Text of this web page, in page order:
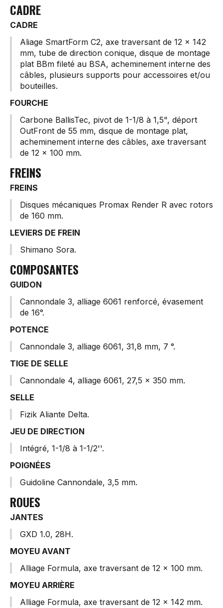
CADRE
CADRE
Aliage SmartForm C2, axe traversant de 12 x 142
mm, tube de direction conique, disque de montage
plat BBm fileté au BSA, acheminement interne des
câbles, plusieurs supports pour accessoires et/ou
bouteilles.
FOURCHE
Carbone BallisTec, pivot de 1-1/8 à 1,5", déport
OutFront de 55 mm, disque de montage plat,
acheminement interne des câbles, axe traversant
de 12 x 100 mm.
FREINS
FREINS
Disques mécaniques Promax Render R avec rotors
de 160 mm.
LEVIERS DE FREIN
Shimano Sora.
COMPOSANTES
GUIDON
Cannondale 3, alliage 6061 renforcé, évasement
de 16°.
POTENCE
Cannondale 3, alliage 6061, 31,8 mm, 7 °.
TIGE DE SELLE
Cannondale 4, alliage 6061, 27,5 x 350 mm.
SELLE
Fizik Aliante Delta.
JEU DE DIRECTION
Intégré, 1-1/8 à 1-1/2''.
POIGNÉES
Guidoline Cannondale, 3,5 mm.
ROUES
JANTES
GXD 1.0, 28H.
MOYEU AVANT
Alliage Formula, axe traversant de 12 x 100 mm.
MOYEU ARRIÈRE
Alliage Formula, axe traversant de 12 x 142 mm.